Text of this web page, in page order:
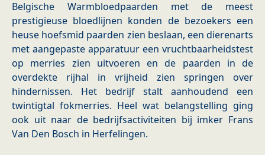
Belgische Warmbloedpaarden met de meest
prestigieuse bloedlijnen konden de bezoekers een
heuse hoefsmid paarden zien beslaan, een dierenarts
met aangepaste apparatuur een vruchtbaarheidstest
op merries zien uitvoeren en de paarden in de
overdekte rijhal in vrijheid zien springen over
hindernissen. Het bedrijf stalt aanhoudend een
twintigtal fokmerries. Heel wat belangstelling ging
ook uit naar de bedrijfsactiviteiten bij imker Frans
Van Den Bosch in Herfelingen.